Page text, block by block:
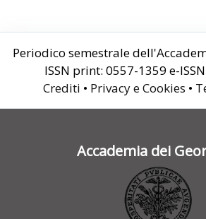
Periodico semestrale
ISSN print: 0557-1359 e-
Crediti • Privacy e Cookies •
Accademia dei